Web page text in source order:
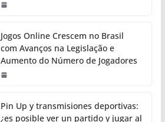
Jogos Online Crescem no Brasil
com Avanços na Legislação e
Aumento do Número de Jogadores
Pin Up y transmisiones deportivas:
¿es posible ver un partido y jugar al